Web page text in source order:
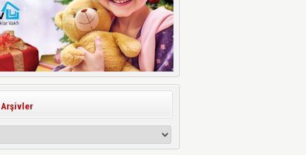
Arşivler